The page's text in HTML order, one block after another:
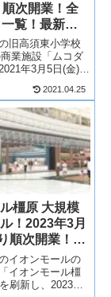
次開業！全
覧！最新情
旧高須東小学校
業施設「ムコダ
年3月5日(金)よ
7棟建設され、ス
グストアが11店
ナントは？アク
報も含め、ム
2021.04.25
橿原 大規模
！2023年3月
順次開業！刷
店舗一覧！
イオンモールの
イオンモール橿
刷新し、2023年3